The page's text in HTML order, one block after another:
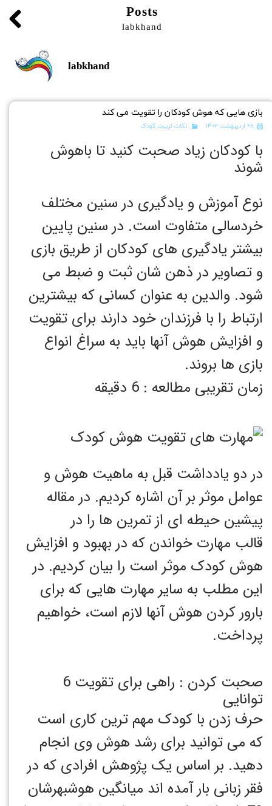
Posts
labkhand
labkhand
بازی هایی که هوش کودکان را تقویت می کند
۲۸ اردیبهشت ۱۴۰۲ نکات تربیت کودک
با کودکان زیاد صحبت کنید تا باهوش
شوند
نوع آموزش و یادگیری در سنین مختلف
خردسالی متفاوت است. در سنین پایین
بیشتر یادگیری های کودکان از طریق بازی
و تصاویر در ذهن شان ثبت و ضبط می
شود. والدین به عنوان کسانی که بیشترین
ارتباط را با فرزندان خود دارند برای تقویت
و افزایش هوش آنها باید به سراغ انواع
بازی ها بروند.
زمان تقریبی مطالعه : 6 دقیقه
در دو یادداشت قبل به ماهیت هوش و
عوامل موثر بر آن اشاره کردیم. در مقاله
پیشین حیطه ای از تمرین ها را در
قالب مهارت خواندن که در بهبود و افزایش
هوش کودک موثر است را بیان کردیم. در
این مطلب به سایر مهارت هایی که برای
بارور کردن هوش آنها لازم است، خواهیم
پرداخت.
صحبت کردن : راهی برای تقویت 6
توانایی
حرف زدن با کودک مهم ترین کاری است
که می توانید برای رشد هوش وی انجام
دهید. بر اساس یک پژوهش افرادی که در
فقر زبانی بار آمده اند میانگین هوشبهرشان